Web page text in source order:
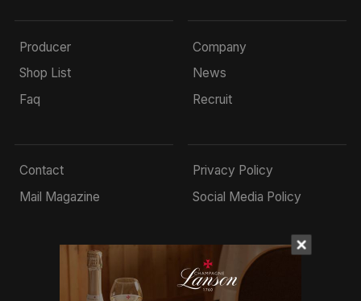
Producer
Shop List
Faq
Company
News
Recruit
Contact
Mail Magazine
Privacy Policy
Social Media Policy